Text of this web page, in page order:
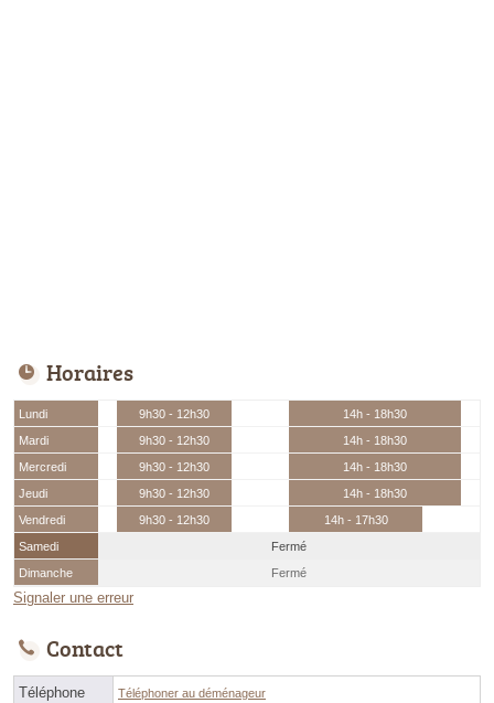
Horaires
Lundi 9h30 - 12h30
14h - 18h30
Mardi
9h30 - 12h30
14h - 18h30
Mercredi
9h30 - 12h30
14h - 18h30
Jeudi
9h30 - 12h30
14h - 18h30
Vendredi
9h30 - 12h30
14h - 17h30
Samedi
Fermé
Dimanche
Fermé
Signaler une erreur
Contact
Téléphone Téléphoner au déménageur